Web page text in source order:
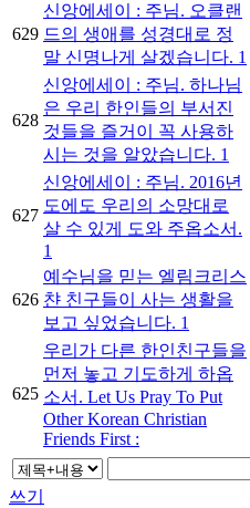
629
신앙에세이 : 주님. 오클랜
드의 생애를 성경대로 정
말 신명나게 살겠습니다. 1
628
신앙에세이 : 주님. 하나님
은 우리 한인들의 부서진
것들을 즐거이 꼭 사용하
시는 것을 알았습니다. 1
627
신앙에세이 : 주님. 2016년
도에도 우리의 소망대로
살 수 있게 도와 주옵소서.
1
626
예수님을 믿는 엘림크리스
챤 친구들이 사는 생활을
보고 싶었습니다. 1
625
우리가 다른 한인친구들을
먼저 놓고 기도하게 하옵
소서. Let Us Pray To Put
Other Korean Christian
Friends First :
쓰기